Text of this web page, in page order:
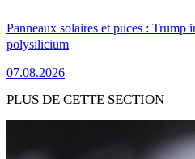
Panneaux solaires et puces : Trump
polysilicium
07.08.2026
PLUS DE CETTE SECTION